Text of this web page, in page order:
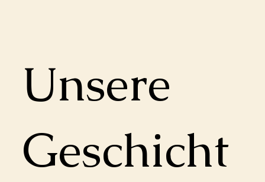
Unsere
Geschicht